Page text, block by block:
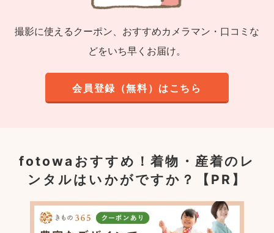
撮影に使えるクーポン、おすすめカメラマン・口コミな
どをいち早くお届け。
会員登録（無料）はこちら
fotowaおすすめ！着物・産着のレ
ンタルはいかがですか？【PR】